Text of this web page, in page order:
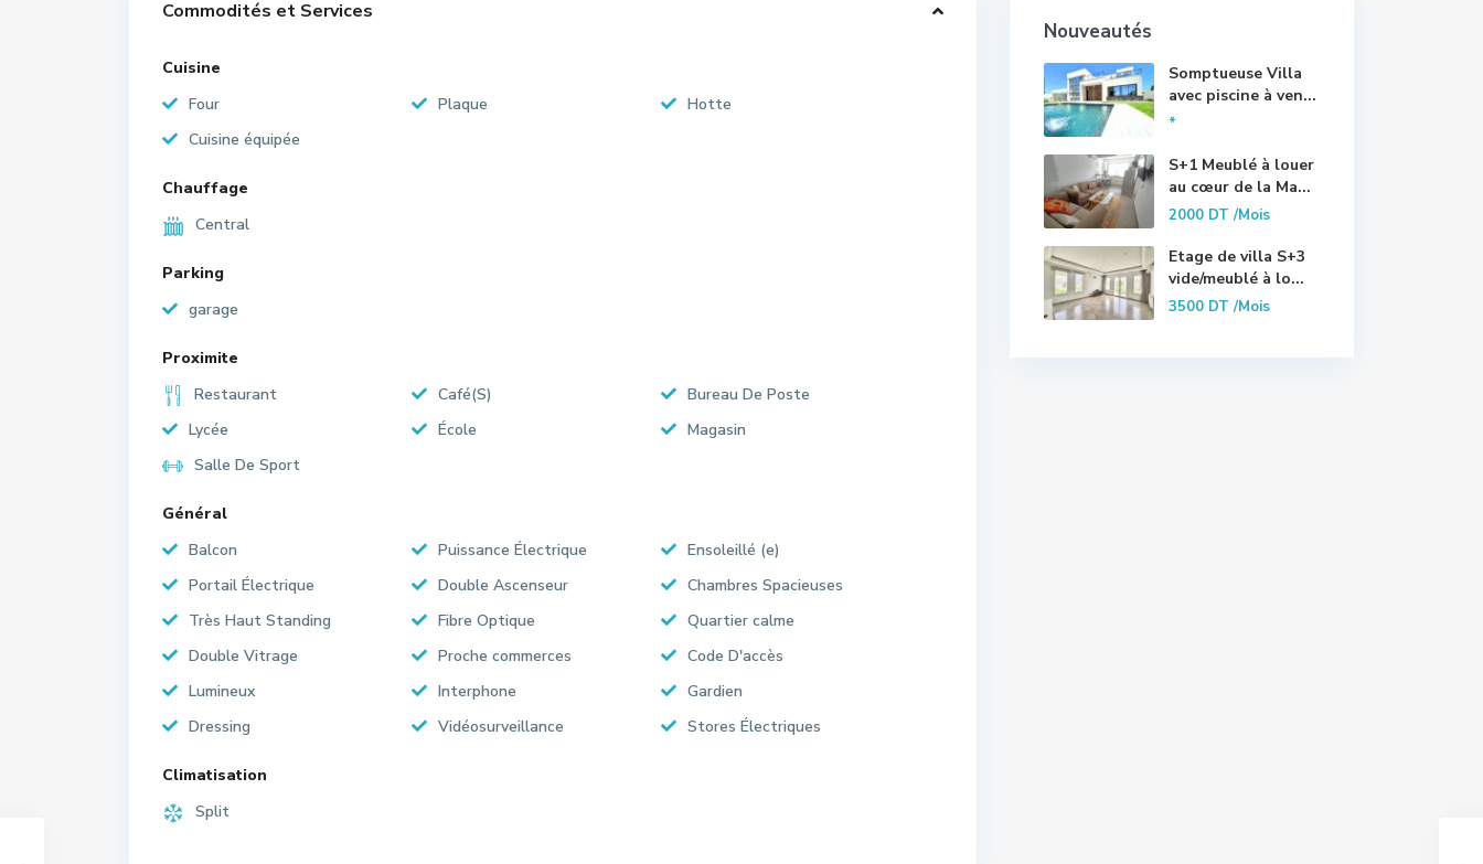
Commodités et Services
Cuisine
Four
Plaque
Hotte
Cuisine équipée
Chauffage
Central
Parking
garage
Proximite
Restaurant
Café(S)
Bureau De Poste
Lycée
École
Magasin
Salle De Sport
Général
Balcon
Puissance Électrique
Ensoleillé (e)
Portail Électrique
Double Ascenseur
Chambres Spacieuses
Très Haut Standing
Fibre Optique
Quartier calme
Double Vitrage
Proche commerces
Code D'accès
Lumineux
Interphone
Gardien
Dressing
Vidéosurveillance Stores Électriques
Climatisation
Split
Nouveautés
Somptueuse Villa
avec piscine à ven...
*
S+1 Meublé à louer
au cœur de la Ma...
2000 DT/Mois
Etage de villa S+3
vide/meublé à lo...
3500 DT/Mois